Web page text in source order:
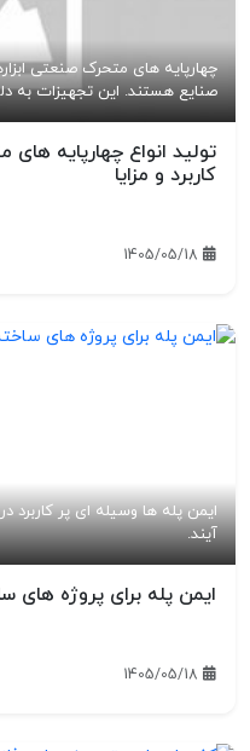
چهارپایه های متحرک صنعتی
صنایع هستند. این تجهیزات به
تولید انواع چهارپایه
کاربرد و مزایا
1405/05/18
ایمن پله ها وسیله ای پر
آیند.
ایمن پله برای پروژه های
1405/05/18